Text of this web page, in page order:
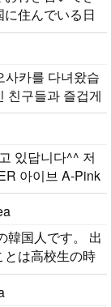
住んでいる日
園児以下のレ
います。 音..
사카를 다녀왔습
친구들과 즐겁게
있답니다^^ 저
아이브 A-Pink
어클락 볼빨간사
ㅎㅎㅎ 같이 한
韓国人です。 出
は高校生の時
好きなところ
雰囲気が..